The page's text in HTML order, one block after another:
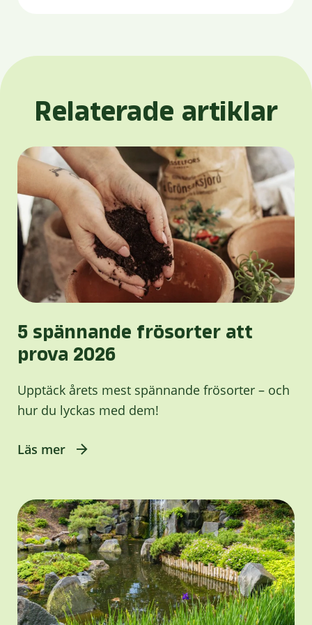
Relaterade artiklar
5 spännande frösorter att
prova 2026
Upptäck årets mest spännande frösorter – och
hur du lyckas med dem!
Läs mer